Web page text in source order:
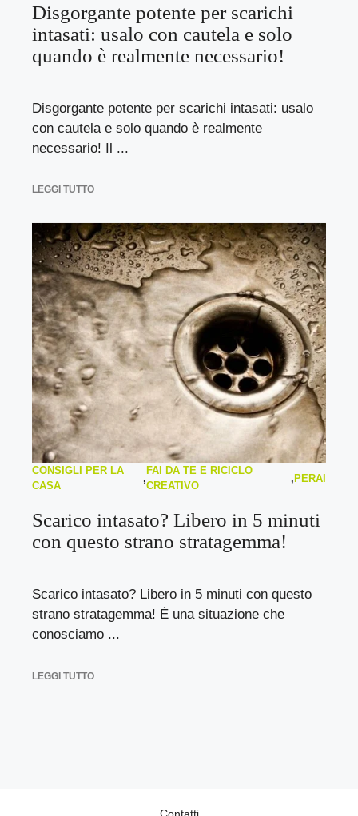
Disgorgante potente per scarichi
intasati: usalo con cautela e solo
quando è realmente necessario!
Disgorgante potente per scarichi intasati: usalo
con cautela e solo quando è realmente
necessario! Il ...
LEGGI TUTTO
CONSIGLI PER LA
CASA
,
FAI DA TE E RICICLO
CREATIVO
,PERAI
Scarico intasato? Libero in 5 minuti
con questo strano stratagemma!
Scarico intasato? Libero in 5 minuti con questo
strano stratagemma! È una situazione che
conosciamo ...
LEGGI TUTTO
Contatti